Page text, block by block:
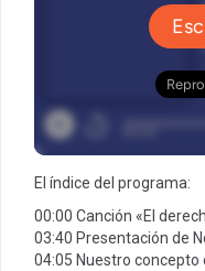
El índice del programa:
00:00 Canción «El
03:40 Presentación de
04:05 Nuestro concepto